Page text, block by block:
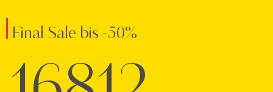
Final Sale bis -50%